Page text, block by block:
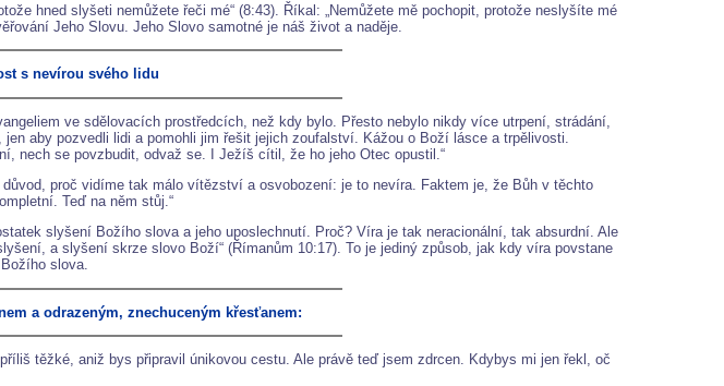
hned slyšeti nemůžete řeči mé“ (8:43). Říkal: „Nemůžete mě pochopit, protože neslyšíte mé
Jeho Slovu. Jeho Slovo samotné je náš život a naděje.
s nevírou svého lidu
ve sdělovacích prostředcích, než kdy bylo. Přesto nebylo nikdy více utrpení, strádání,
aby pozvedli lidi a pomohli jim řešit jejich zoufalství. Kážou o Boží lásce a trpělivosti.
nech se povzbudit, odvaž se. I Ježíš cítil, že ho jeho Otec opustil.“
proč vidíme tak málo vítězství a osvobození: je to nevíra. Faktem je, že Bůh v těchto
Teď na něm stůj.“
slyšení Božího slova a jeho uposlechnutí. Proč? Víra je tak neracionální, tak absurdní. Ale
a slyšení skrze slovo Boží“ (Římanům 10:17). To je jediný způsob, jak kdy víra povstane
slova.
a odrazeným, znechuceným křesťanem:
těžké, aniž bys připravil únikovou cestu. Ale právě teď jsem zdrcen. Kdybys mi jen řekl, oč